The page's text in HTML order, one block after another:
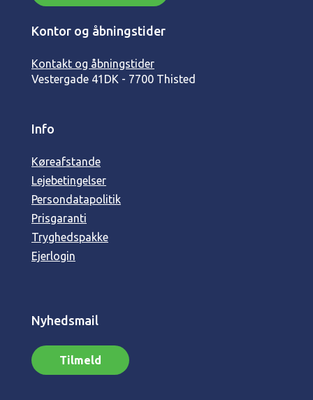
Kontor og åbningstider
Kontakt og åbningstider
Vestergade 41 DK - 7700 Thisted
Info
Køreafstande
Lejebetingelser
Persondatapolitik
Prisgaranti
Tryghedspakke
Ejerlogin
Nyhedsmail
Tilmeld